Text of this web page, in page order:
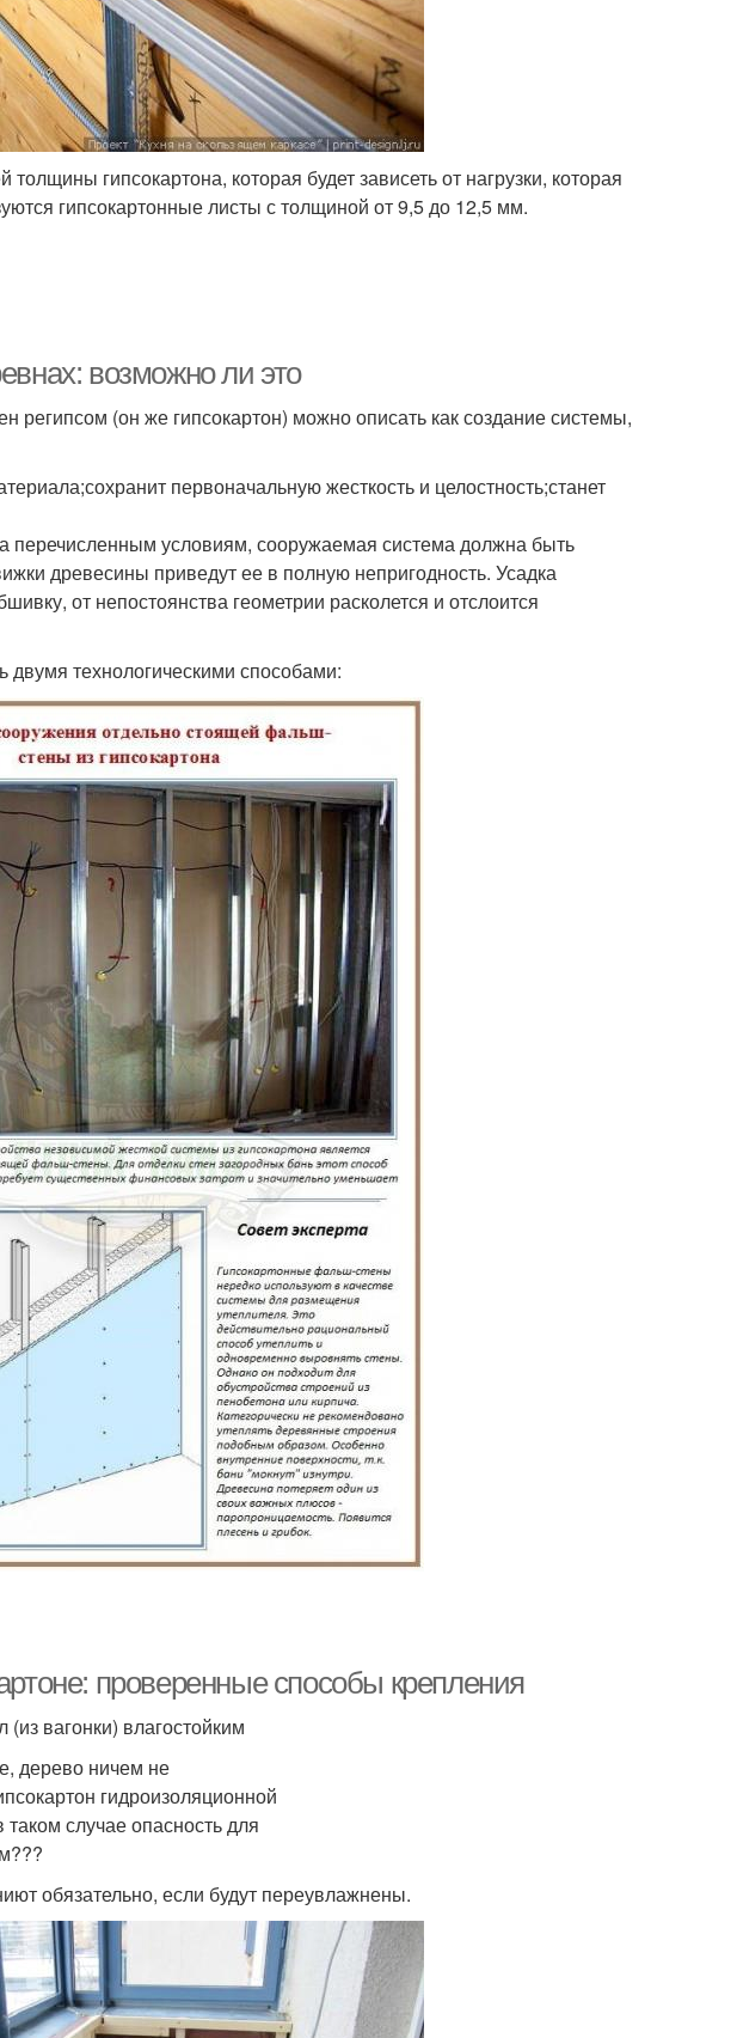
гипсокартона, которая будет зависеть от нагрузки, которая
гипсокартонные листы с толщиной от 9,5 до 12,5 мм.
возможно ли это
регипсом (он же гипсокартон) можно описать как создание системы,
первоначальную жесткость и целостность;станет
перечисленным условиям, сооружаемая система должна быть
древесины приведут ее в полную непригодность. Усадка
от непостоянства геометрии расколется и отслоится
двумя технологическими способами:
проверенные способы крепления
вагонки) влагостойким
дерево ничем не
гидроизоляционной
случае опасность для
обязательно, если будут переувлажнены.